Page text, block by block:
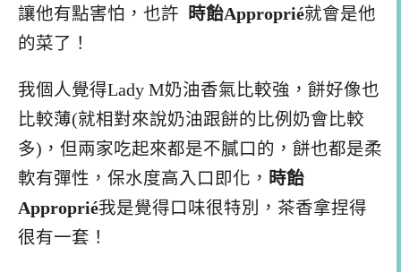
讓他有點害怕，也許
時飴Approprié就會是他
的菜了！
我個人覺得Lady M奶油香氣比較強，餅好像也
比較薄(就相對來說奶油跟餅的比例奶會比較
多)，但兩家吃起來都是不膩口的，餅也都是柔
軟有彈性，保水度高入口即化， 時飴
Approprié我是覺得口味很特別，茶香拿捏得
很有一套！